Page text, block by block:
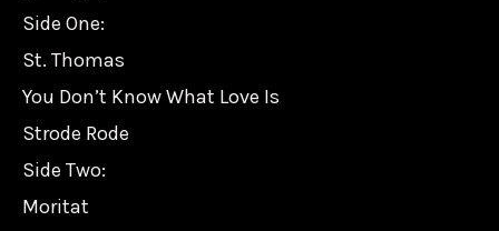
Side One:
St. Thomas
You Don’t Know What Love Is
Strode Rode
Side Two:
Moritat